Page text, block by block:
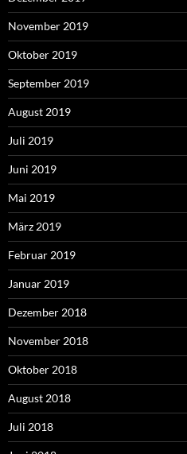
November 2019
Oktober 2019
September 2019
August 2019
Juli 2019
Juni 2019
Mai 2019
März 2019
Februar 2019
Januar 2019
Dezember 2018
November 2018
Oktober 2018
August 2018
Juli 2018